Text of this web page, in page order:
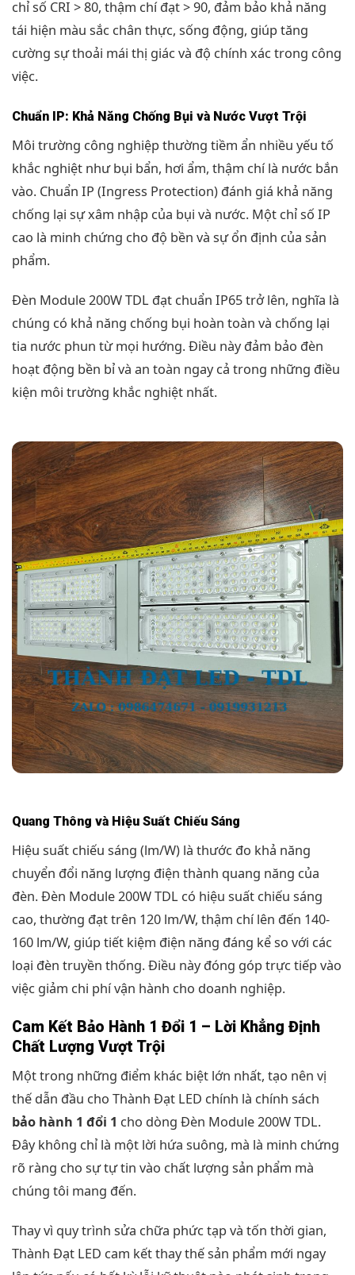
chỉ số CRI > 80, thậm chí đạt > 90, đảm bảo khả năng
tái hiện màu sắc chân thực, sống động, giúp tăng
cường sự thoải mái thị giác và độ chính xác trong công
việc.
Chuẩn IP: Khả Năng Chống Bụi và Nước Vượt Trội
Môi trường công nghiệp thường tiềm ẩn nhiều yếu tố
khắc nghiệt như bụi bẩn, hơi ẩm, thậm chí là nước bắn
vào. Chuẩn IP (Ingress Protection) đánh giá khả năng
chống lại sự xâm nhập của bụi và nước. Một chỉ số IP
cao là minh chứng cho độ bền và sự ổn định của sản
phẩm.
Đèn Module 200W TDL đạt chuẩn IP65 trở lên, nghĩa là
chúng có khả năng chống bụi hoàn toàn và chống lại
tia nước phun từ mọi hướng. Điều này đảm bảo đèn
hoạt động bền bỉ và an toàn ngay cả trong những điều
kiện môi trường khắc nghiệt nhất.
Quang Thông và Hiệu Suất Chiếu Sáng
Hiệu suất chiếu sáng (lm/W) là thước đo khả năng
chuyển đổi năng lượng điện thành quang năng của
đèn. Đèn Module 200W TDL có hiệu suất chiếu sáng
cao, thường đạt trên 120 lm/W, thậm chí lên đến 140-
160 lm/W, giúp tiết kiệm điện năng đáng kể so với các
loại đèn truyền thống. Điều này đóng góp trực tiếp vào
việc giảm chi phí vận hành cho doanh nghiệp.
Cam Kết Bảo Hành 1 Đổi 1 – Lời Khẳng Định
Chất Lượng Vượt Trội
Một trong những điểm khác biệt lớn nhất, tạo nên vị
thế dẫn đầu cho Thành Đạt LED chính là chính sách
bảo hành 1 đổi 1 cho dòng Đèn Module 200W TDL.
Đây không chỉ là một lời hứa suông, mà là minh chứng
rõ ràng cho sự tự tin vào chất lượng sản phẩm mà
chúng tôi mang đến.
Thay vì quy trình sửa chữa phức tạp và tốn thời gian,
Thành Đạt LED cam kết thay thế sản phẩm mới ngay